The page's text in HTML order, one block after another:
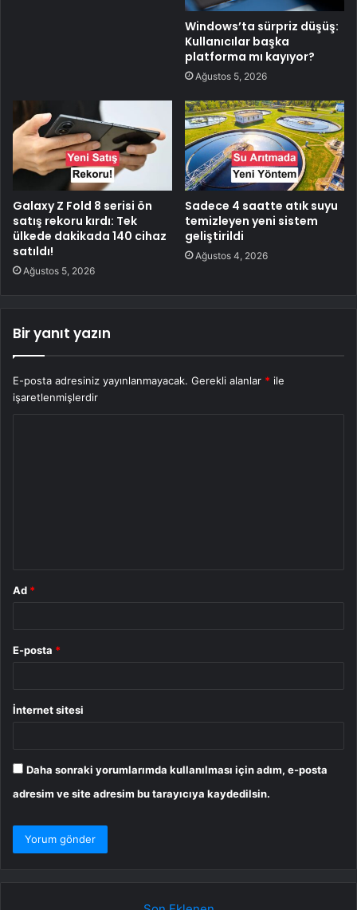
Windows’ta sürpriz düşüş:
Kullanıcılar başka
platforma mı kayıyor?
Ağustos 5, 2026
Galaxy Z Fold 8 serisi ön
satış rekoru kırdı: Tek
ülkede dakikada 140 cihaz
satıldı!
Ağustos 5, 2026
Sadece 4 saatte atık suyu
temizleyen yeni sistem
geliştirildi
Ağustos 4, 2026
Bir yanıt yazın
E-posta adresiniz yayınlanmayacak. Gerekli alanlar * ile
işaretlenmişlerdir
Ad *
E-posta *
İnternet sitesi
Daha sonraki yorumlarımda kullanılması için adım, e-posta
adresim ve site adresim bu tarayıcıya kaydedilsin.